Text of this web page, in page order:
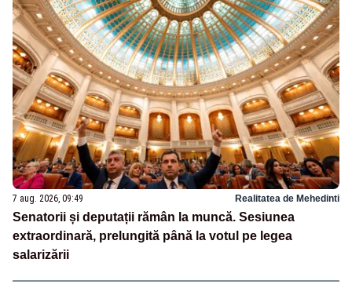
7 aug. 2026, 09:49 Realitatea de Mehedinti
Senatorii și deputații rămân la muncă. Sesiunea
extraordinară, prelungită până la votul pe legea
salarizării